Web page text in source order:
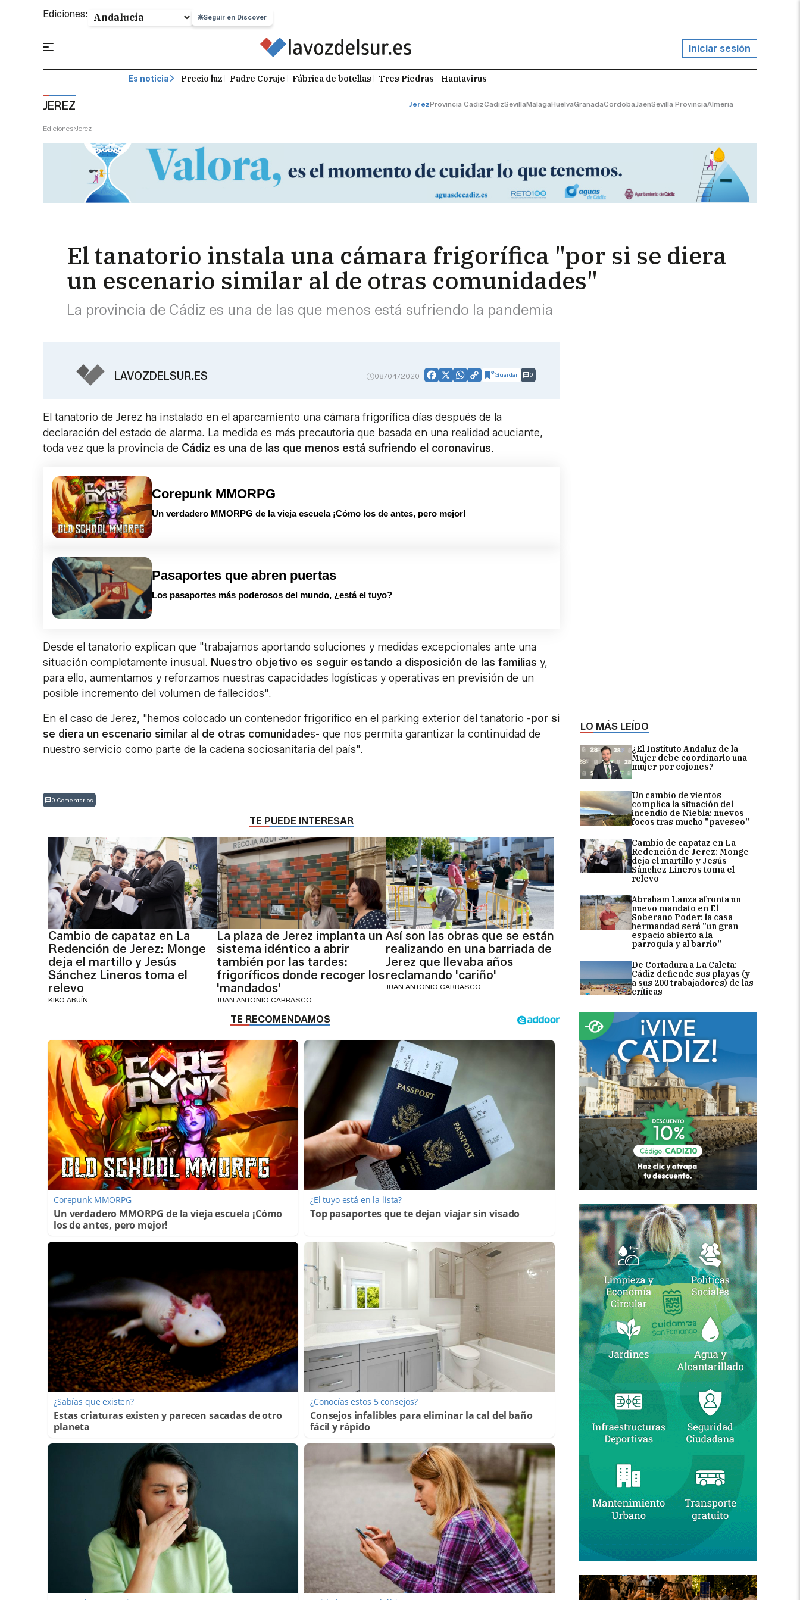
Ediciones: Seguir en Discover
Iniciar sesión
Es noticia Precio luz Padre Coraje Fábrica de botellas Tres Piedras Hantavirus
JEREZ JerezProvincia CádizCádizSevillaMálagaHuelvaGranadaCórdobaJaénSevilla ProvinciaAlmería
Ediciones Jerez
El tanatorio instala una cámara frigorífica "por si se diera
un escenario similar al de otras comunidades"
La provincia de Cádiz es una de las que menos está sufriendo la pandemia
LO MÁS LEÍDO
¿El Instituto Andaluz de la
Mujer debe coordinarlo una
mujer por cojones?
Un cambio de vientos
complica la situación del
incendio de Niebla: nuevos
focos tras mucho "paveseo"
Cambio de capataz en La
Redención de Jerez: Monge
deja el martillo y Jesús
Sánchez Lineros toma el
relevo
Abraham Lanza afronta un
nuevo mandato en El
Soberano Poder: la casa
hermandad será "un gran
espacio abierto a la
parroquia y al barrio"
De Cortadura a La Caleta:
Cádiz defiende sus playas (y
a sus 200 trabajadores) de las
críticas
LAVOZDELSUR.ES 08/04/2020 Facebook
X WhatsApp
CopyGuardar 0
El tanatorio de Jerez ha instalado en el aparcamiento una cámara frigorífica días después de la
declaración del estado de alarma. La medida es más precautoria que basada en una realidad acuciante,
toda vez que la provincia de Cádiz es una de las que menos está sufriendo el coronavirus.
Corepunk MMORPG
Un verdadero MMORPG de la vieja escuela ¡Cómo los de antes, pero mejor!
Pasaportes que abren puertas
Los pasaportes más poderosos del mundo, ¿está el tuyo?
Desde el tanatorio explican que "trabajamos aportando soluciones y medidas excepcionales ante una
situación completamente inusual. Nuestro objetivo es seguir estando a disposición de las familias y,
para ello, aumentamos y reforzamos nuestras capacidades logísticas y operativas en previsión de un
posible incremento del volumen de fallecidos".
En el caso de Jerez, "hemos colocado un contenedor frigorífico en el parking exterior del tanatorio -por si
se diera un escenario similar al de otras comunidades- que nos permita garantizar la continuidad de
nuestro servicio como parte de la cadena sociosanitaria del país".
0 Comentarios
TE PUEDE INTERESAR
Cambio de capataz en La
Redención de Jerez: Monge
deja el martillo y Jesús
Sánchez Lineros toma el
relevo
KIKO ABUÍN
La plaza de Jerez implanta un
sistema idéntico a abrir
también por las tardes:
frigoríficos donde recoger los
'mandados'
JUAN ANTONIO CARRASCO
Así son las obras que se están
realizando en una barriada de
Jerez que llevaba años
reclamando 'cariño'
JUAN ANTONIO CARRASCO
Corepunk MMORPG
Un verdadero MMORPG de la vieja escuela ¡Cómo
los de antes, pero mejor!
¿El tuyo está en la lista?
Top pasaportes que te dejan viajar sin visado
¿Sabías que existen?
Estas criaturas existen y parecen sacadas de otro
planeta
¿Conocías estos 5 consejos?
Consejos infalibles para eliminar la cal del baño
fácil y rápido